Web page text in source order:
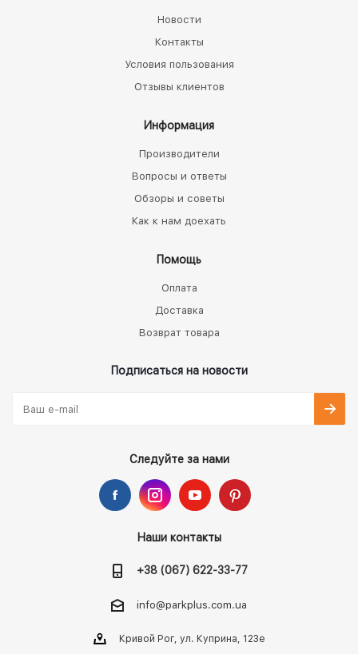
Новости
Контакты
Условия пользования
Отзывы клиентов
Информация
Производители
Вопросы и ответы
Обзоры и советы
Как к нам доехать
Помощь
Оплата
Доставка
Возврат товара
Подписаться на новости
Следуйте за нами
Наши контакты
+38 (067) 622-33-77
info@parkplus.com.ua
Кривой Рог, ул. Куприна, 123е